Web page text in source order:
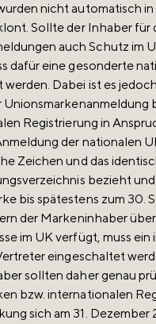
nicht automatisch
Sollte der Inhaber für
auch Schutz im
dafür eine gesonderte
werden. Dabei ist es
Unionsmarkenanmeldung
Registrierung in
der nationalen
Zeichen und das
bezieht
bis spätestens zum 30.
der Markeninhaber
im UK verfügt, muss ein
eingeschaltet
sollten daher genau
bzw. internationalen
sich am 31. Dezember